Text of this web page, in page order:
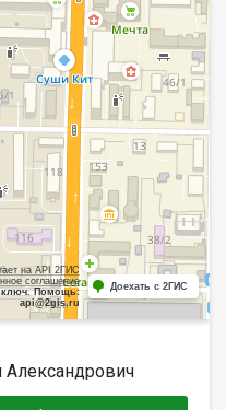
на API 2ГИС
соглашение
ключ. Помощь:
api@2gis.ru
Доехать с 2ГИС
Александрович